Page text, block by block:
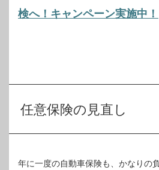
検へ！キャンペーン実施中！
任意保険の見直し
年に一度の自動車保険も、かなりの